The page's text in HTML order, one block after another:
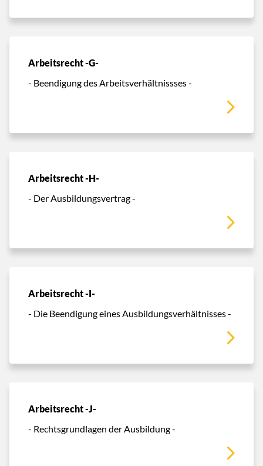
Arbeitsrecht -G-
- Beendigung des Arbeitsverhältnissses -
Arbeitsrecht -H-
- Der Ausbildungsvertrag -
Arbeitsrecht -I-
- Die Beendigung eines Ausbildungsverhältnisses -
Arbeitsrecht -J-
- Rechtsgrundlagen der Ausbildung -